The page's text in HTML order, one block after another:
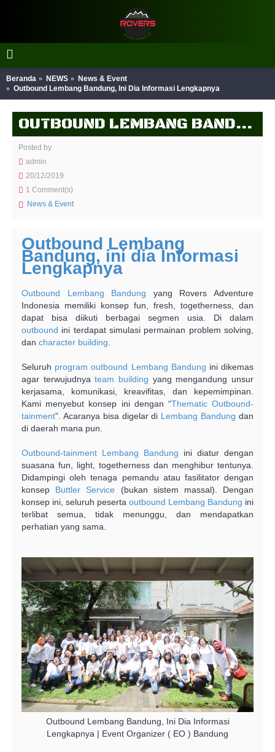
Beranda NEWS
News & Event
Outbound Lembang Bandung, Ini Dia Informasi Lengkapnya
OUTBOUND LEMBANG BANDUNG, INI DIA INFORMASI LENGKAPNYA
Posted by
admin
20/12/2019
1 Comment(s)
News & Event
Outbound Lembang
Bandung, ini dia Informasi
Lengkapnya
Outbound Lembang Bandung yang Rovers Adventure
Indonesia memiliki konsep fun, fresh, togetherness, dan
dapat bisa diikuti berbagai segmen usia. Di dalam
outbound ini terdapat simulasi permainan problem solving,
dan character building
Seluruh program outbound Lembang Bandung ini dikemas
agar terwujudnyateam building yang mengandung unsur
kerjasama, komunikasi, kreavifitas, dan kepemimpinan.
Kami menyebut konsep ini dengan “Thematic Outbound-
tainment”. Acaranya bisa digelar di Lembang Bandung dan
di daerah mana pun.
Outbound-tainment Lembang Bandung ini diatur dengan
suasana fun, light, togetherness dan menghibur tentunya.
Didampingi oleh tenaga pemandu atau fasilitator dengan
konsep Buttler Service (bukan sistem massal). Dengan
konsep ini, seluruh peserta outbound Lembang Bandung ini
terlibat semua, tidak menunggu, dan mendapatkan
perhatian yang sama.
Outbound Lembang Bandung, Ini Dia Informasi
Lengkapnya | Event Organizer ( EO ) Bandung